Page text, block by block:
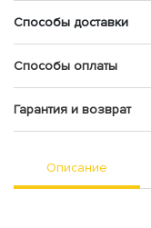
Способы доставки
Способы оплаты
Гарантия и возврат
Описание